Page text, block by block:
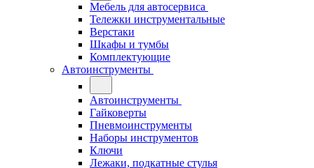
Мебель для автосервиса
Тележки инструментальные
Верстаки
Шкафы и тумбы
Комплектующие
Автоинструменты
Автоинструменты
Гайковерты
Пневмоинструменты
Наборы инструментов
Ключи
Лежаки, подкатные стулья